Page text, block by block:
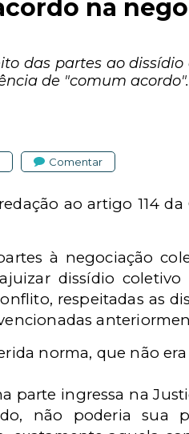
na
das partes ao
de "comum acordo".
Comentar
ao artigo 114
à negociação
dissídio
respeitadas as
norma, que não
parte ingressa na
não poderia sua